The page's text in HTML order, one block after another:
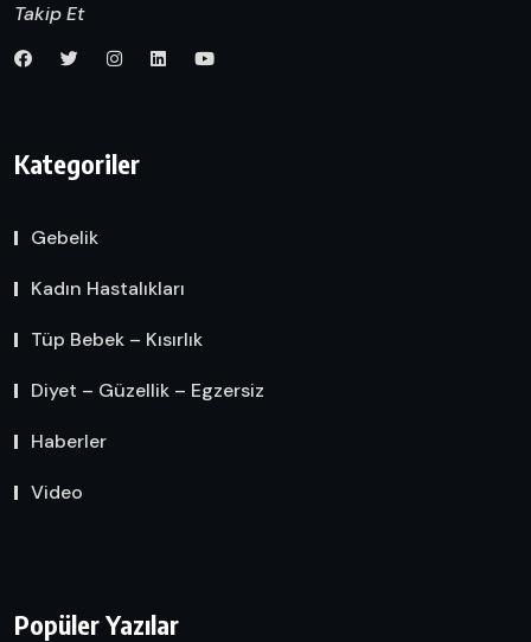
Takip Et
Kategoriler
Gebelik
Kadın Hastalıkları
Tüp Bebek – Kısırlık
Diyet – Güzellik – Egzersiz
Haberler
Video
Popüler Yazılar